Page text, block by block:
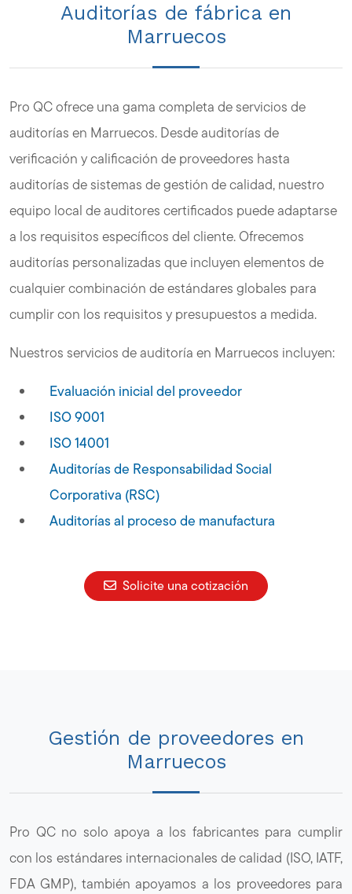
Auditorías de fábrica en
Marruecos
Pro QC ofrece una gama completa de servicios de
auditorías en Marruecos. Desde auditorías de
verificación y calificación de proveedores hasta
auditorías de sistemas de gestión de calidad, nuestro
equipo local de auditores certificados puede adaptarse
a los requisitos específicos del cliente. Ofrecemos
auditorías personalizadas que incluyen elementos de
cualquier combinación de estándares globales para
cumplir con los requisitos y presupuestos a medida.
Nuestros servicios de auditoría en Marruecos incluyen:
Evaluación inicial del proveedor
ISO 9001
ISO 14001
Auditorías de Responsabilidad Social
Corporativa (RSC)
Auditorías al proceso de manufactura
Solicite una cotización
Gestión de proveedores en
Marruecos
Pro QC no solo apoya a los fabricantes para cumplir
con los estándares internacionales de calidad (ISO, IATF,
FDA GMP), también apoyamos a los proveedores para